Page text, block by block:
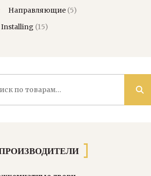
Направляющие (5)
Installing (15)